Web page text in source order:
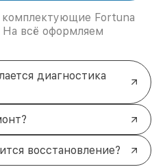
Fortuna
всё оформляем
диагностика
восстановление?